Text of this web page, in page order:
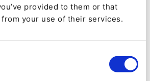
provided to them or that
your use of their services.
de marketing y ventas
contenido, datos de
y comercio
la misma plataforma,
con la flexibilidad que brindan